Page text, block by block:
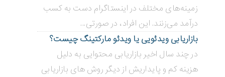
زمینه‌های مختلف در اینستاگرام دست به کسب
درآمد می‌زنند. این افراد، در صورتی...
بازاریابی ویدئویی ‌یا ویدئو مارکتینگ چیست؟
در چند سال اخیر بازاریابی محتوایی به دلیل
هزینه کم و پایداریش از دیگر روش های بازاریابی